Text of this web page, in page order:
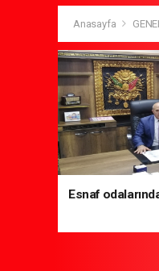
Anasayfa
Esnaf